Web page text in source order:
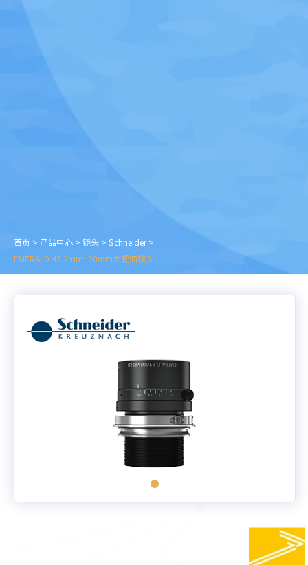
首页 > 产品中心 > 镜头 > Schneider >
EMERALD 43.2mm~90mm大靶面镜头